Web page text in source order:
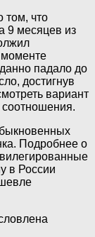
том, что
9 месяцев из
моменте
падало до
достигнув
вариант
соотношения.
Подробнее о
в России